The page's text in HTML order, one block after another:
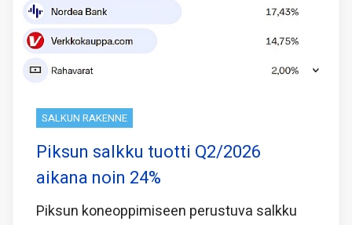
SALKUN RAKENNE
Piksun salkku tuotti Q2/2026
aikana noin 24%
Piksun koneoppimiseen perustuva salkku